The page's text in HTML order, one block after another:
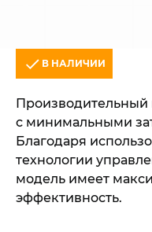
В НАЛИЧИИ
Производительный
с минимальными
Благодаря
технологии
модель имеет
эффективность.